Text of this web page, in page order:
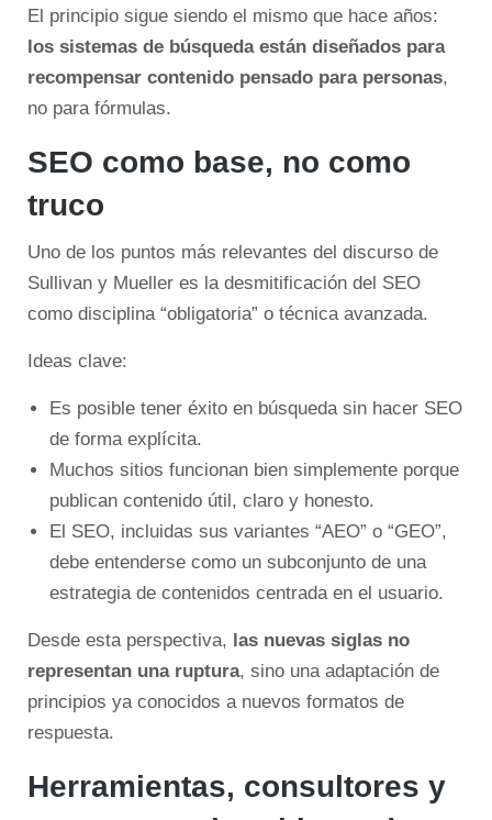
El principio sigue siendo el mismo que hace años:
los sistemas de búsqueda están diseñados para
recompensar contenido pensado para personas,
no para fórmulas.
SEO como base, no como
truco
Uno de los puntos más relevantes del discurso de
Sullivan y Mueller es la desmitificación del SEO
como disciplina “obligatoria” o técnica avanzada.
Ideas clave:
Es posible tener éxito en búsqueda sin hacer SEO
de forma explícita.
Muchos sitios funcionan bien simplemente porque
publican contenido útil, claro y honesto.
El SEO, incluidas sus variantes “AEO” o “GEO”,
debe entenderse como un subconjunto de una
estrategia de contenidos centrada en el usuario.
Desde esta perspectiva, las nuevas siglas no
representan una ruptura, sino una adaptación de
principios ya conocidos a nuevos formatos de
respuesta.
Herramientas, consultores y